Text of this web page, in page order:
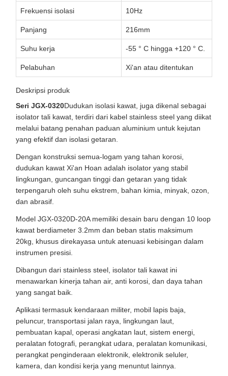
Frekuensi isolasi 10Hz
Panjang 216mm
Suhu kerja -55 ° C hingga +120 ° C.
Pelabuhan Xi'an atau ditentukan
Deskripsi produk
Seri JGX-0320Dudukan isolasi kawat, juga dikenal sebagai
isolator tali kawat, terdiri dari kabel stainless steel yang diikat
melalui batang penahan paduan aluminium untuk kejutan
yang efektif dan isolasi getaran.
Dengan konstruksi semua-logam yang tahan korosi,
dudukan kawat Xi'an Hoan adalah isolator yang stabil
lingkungan, guncangan tinggi dan getaran yang tidak
terpengaruh oleh suhu ekstrem, bahan kimia, minyak, ozon,
dan abrasif.
Model JGX-0320D-20A memiliki desain baru dengan 10 loop
kawat berdiameter 3.2mm dan beban statis maksimum
20kg, khusus direkayasa untuk atenuasi kebisingan dalam
instrumen presisi.
Dibangun dari stainless steel, isolator tali kawat ini
menawarkan kinerja tahan air, anti korosi, dan daya tahan
yang sangat baik.
Aplikasi termasuk kendaraan militer, mobil lapis baja,
peluncur, transportasi jalan raya, lingkungan laut,
pembuatan kapal, operasi angkatan laut, sistem energi,
peralatan fotografi, perangkat udara, peralatan komunikasi,
perangkat penginderaan elektronik, elektronik seluler,
kamera, dan kondisi kerja yang menuntut lainnya.